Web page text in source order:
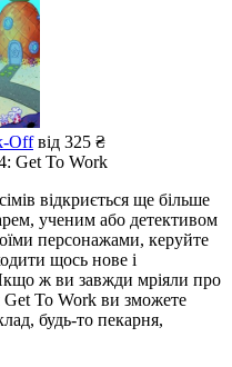
Offвід 325 ₴
Get To Work
відкриється ще більше
ученим або детективом
персонажами, керуйте
щось нове і
ж ви завжди мріяли про
Get To Work ви зможете
будь-то пекарня,